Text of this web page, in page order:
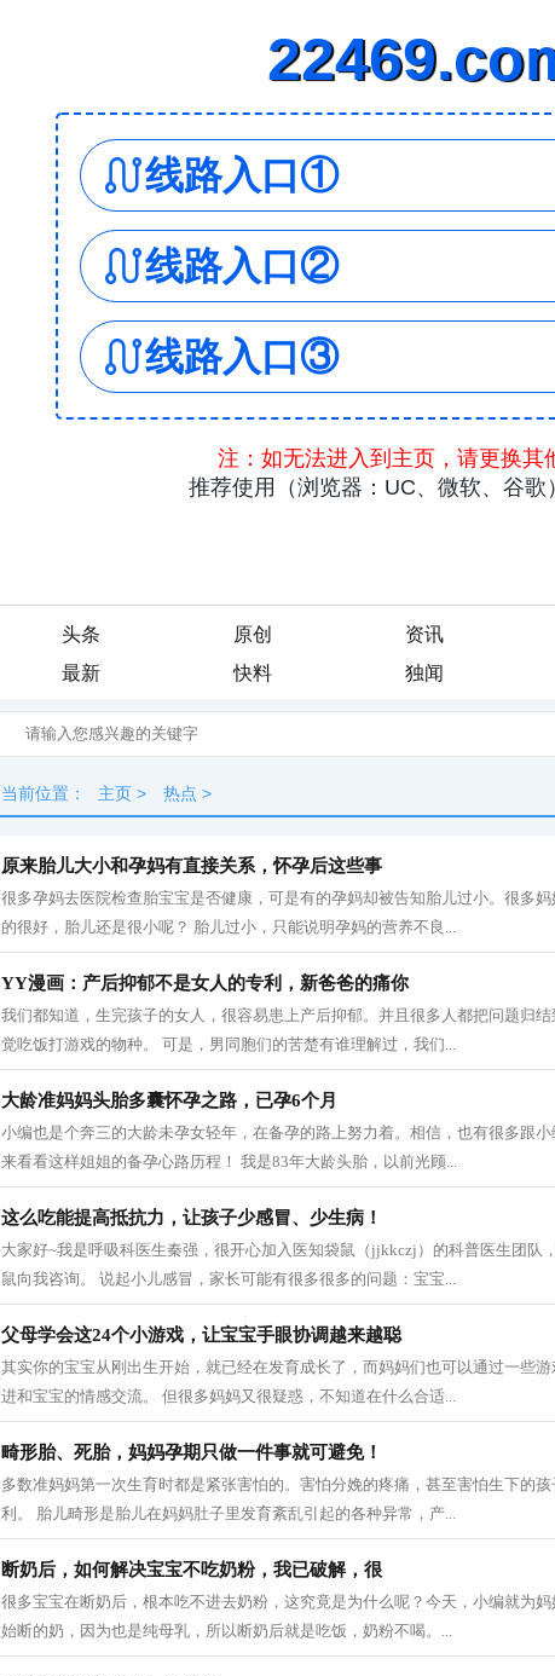
头条 原创 资讯
最新
快料 独闻
当前位置： 主页 > 热点 >
原来胎儿大小和孕妈有直接关系，怀孕后这些事
很多孕妈去医院检查胎宝宝是否健康，可是有的孕妈却被告知胎儿过小。很多
的很好，胎儿还是很小呢？ 胎儿过小，只能说明孕妈的营养不良...
YY漫画：产后抑郁不是女人的专利，新爸爸的痛你
我们都知道，生完孩子的女人，很容易患上产后抑郁。并且很多人都把问题归
觉吃饭打游戏的物种。 可是，男同胞们的苦楚有谁理解过，我们...
大龄准妈妈头胎多囊怀孕之路，已孕6个月
小编也是个奔三的大龄未孕女轻年，在备孕的路上努力着。相信，也有很多跟
来看看这样姐姐的备孕心路历程！ 我是83年大龄头胎，以前光顾...
这么吃能提高抵抗力，让孩子少感冒、少生病！
大家好~我是呼吸科医生秦强，很开心加入医知袋鼠（jjkkczj）的科普医生团队
鼠向我咨询。 说起小儿感冒，家长可能有很多很多的问题：宝宝...
父母学会这24个小游戏，让宝宝手眼协调越来越聪
其实你的宝宝从刚出生开始，就已经在发育成长了，而妈妈们也可以通过一些
进和宝宝的情感交流。 但很多妈妈又很疑惑，不知道在什么合适...
畸形胎、死胎，妈妈孕期只做一件事就可避免！
多数准妈妈第一次生育时都是紧张害怕的。害怕分娩的疼痛，甚至害怕生下的
利。 胎儿畸形是胎儿在妈妈肚子里发育紊乱引起的各种异常，产...
断奶后，如何解决宝宝不吃奶粉，我已破解，很
很多宝宝在断奶后，根本吃不进去奶粉，这究竟是为什么呢？今天，小编就为
始断的奶，因为也是纯母乳，所以断奶后就是吃饭，奶粉不喝。...